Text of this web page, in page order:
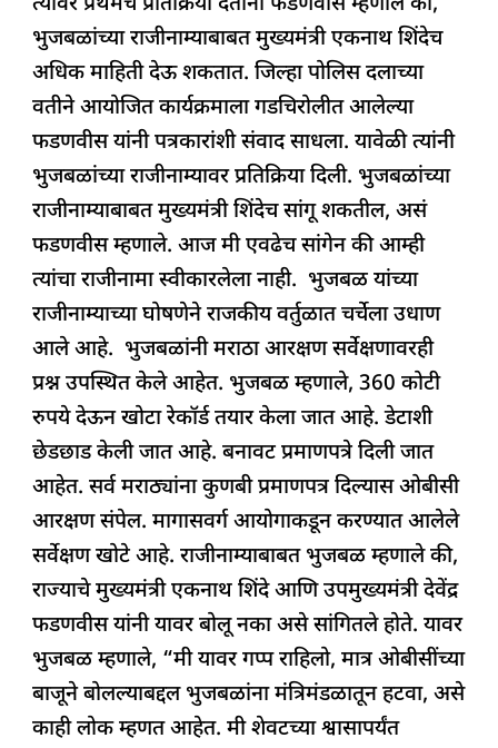
भुजबळांच्या राजीनाम्याबाबत मुख्यमंत्री एकनाथ शिंदेच
अधिक माहिती देऊ शकतात. जिल्हा पोलिस दलाच्या
वतीने आयोजित कार्यक्रमाला गडचिरोलीत आलेल्या
फडणवीस यांनी पत्रकारांशी संवाद साधला. यावेळी त्यांनी
भुजबळांच्या राजीनाम्यावर प्रतिक्रिया दिली. भुजबळांच्या
राजीनाम्याबाबत मुख्यमंत्री शिंदेच सांगू शकतील, असं
फडणवीस म्हणाले. आज मी एवढेच सांगेन की आम्ही
त्यांचा राजीनामा स्वीकारलेला नाही. भुजबळ यांच्या
राजीनाम्याच्या घोषणेने राजकीय वर्तुळात चर्चेला उधाण
आले आहे. भुजबळांनी मराठा आरक्षण सर्वेक्षणावरही
प्रश्न उपस्थित केले आहेत. भुजबळ म्हणाले, 360 कोटी
रुपये देऊन खोटा रेकॉर्ड तयार केला जात आहे. डेटाशी
छेडछाड केली जात आहे. बनावट प्रमाणपत्रे दिली जात
आहेत. सर्व मराठ्यांना कुणबी प्रमाणपत्र दिल्यास ओबीसी
आरक्षण संपेल. मागासवर्ग आयोगाकडून करण्यात आलेले
सर्वेक्षण खोटे आहे. राजीनाम्याबाबत भुजबळ म्हणाले की,
राज्याचे मुख्यमंत्री एकनाथ शिंदे आणि उपमुख्यमंत्री देवेंद्र
फडणवीस यांनी यावर बोलू नका असे सांगितले होते. यावर
भुजबळ म्हणाले, “मी यावर गप्प राहिलो, मात्र ओबीसींच्या
बाजूने बोलल्याबद्दल भुजबळांना मंत्रिमंडळातून हटवा, असे
काही लोक म्हणत आहेत. मी शेवटच्या श्वासापर्यंत